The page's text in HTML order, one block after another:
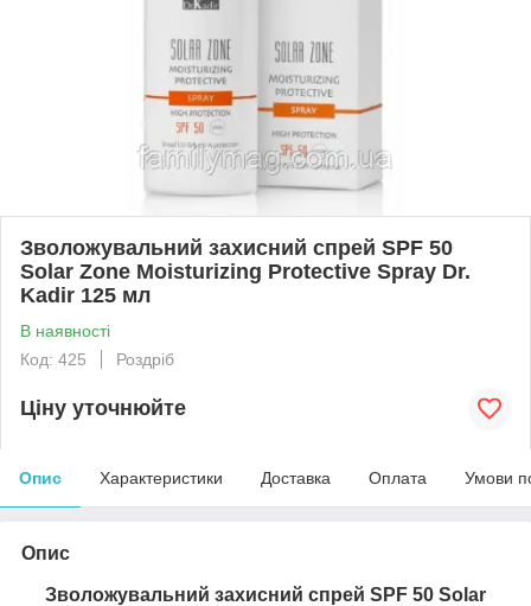
Зволожувальний захисний спрей SPF 50
Solar Zone Moisturizing Protective Spray Dr.
Kadir 125 мл
В наявності
Код: 425
Роздріб
Ціну уточнюйте
Опис Характеристики Доставка Оплата Умови
Опис
Зволожувальний захисний спрей SPF 50 Solar